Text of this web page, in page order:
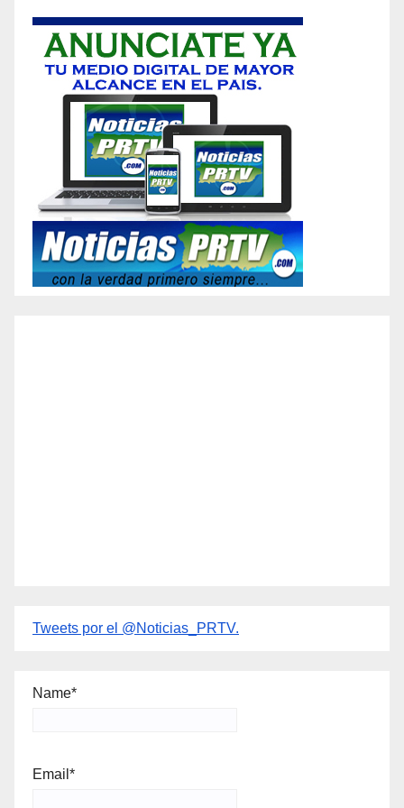
Tweets por el @Noticias_PRTV.
Name*
Email*